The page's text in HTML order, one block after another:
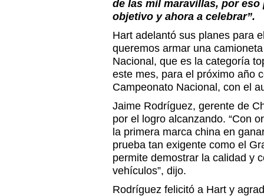
de las mil maravillas, por
objetivo y ahora a celebrar”.
Hart adelantó sus planes para
queremos armar una
Nacional, que es la categoría
este mes, para el próximo año
Campeonato Nacional, con el
Jaime Rodríguez, gerente de
por el logro alcanzando. “Con
la primera marca china en
prueba tan exigente como el
permite demostrar la calidad y
vehículos”, dijo.
Rodríguez felicitó a Hart y